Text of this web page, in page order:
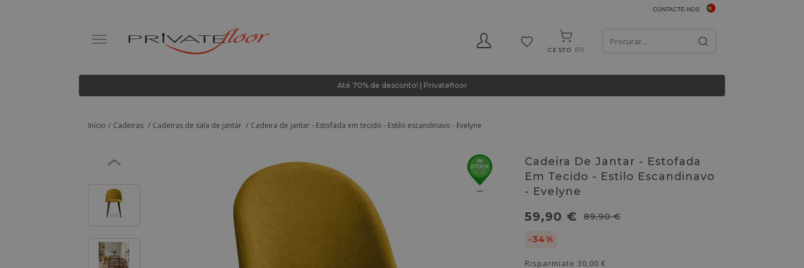
CONTACTE-NOS
CESTO 0
Até 70% de desconto! | Privatefloor
Início Cadeiras Cadeiras de sala de jantar Cadeira de jantar - Estofada em tecido - Estilo escandinavo - Evelyne
Cadeira De Jantar - Estofada
Em Tecido - Estilo Escandinavo
- Evelyne
59,90 € 89,90 €
-34%
Risparmiate 30,00 €